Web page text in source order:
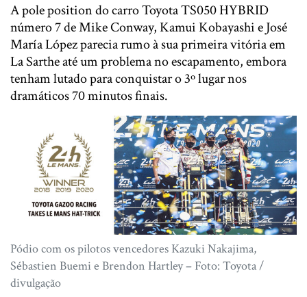
A pole position do carro Toyota TS050 HYBRID
número 7 de Mike Conway, Kamui Kobayashi e José
María López parecia rumo à sua primeira vitória em
La Sarthe até um problema no escapamento, embora
tenham lutado para conquistar o 3º lugar nos
dramáticos 70 minutos finais.
Pódio com os pilotos vencedores Kazuki Nakajima,
Sébastien Buemi e Brendon Hartley – Foto: Toyota /
divulgação